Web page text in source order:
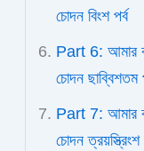
চোদন বিংশ পর্ব
Part 6: আমার
চোদন ছাব্বিশতম
Part 7: আমার
চোদন ত্রয়স্ত্রিংশ